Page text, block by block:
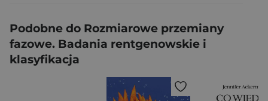
Podobne do Rozmiarowe przemiany
fazowe. Badania rentgenowskie i
klasyfikacja